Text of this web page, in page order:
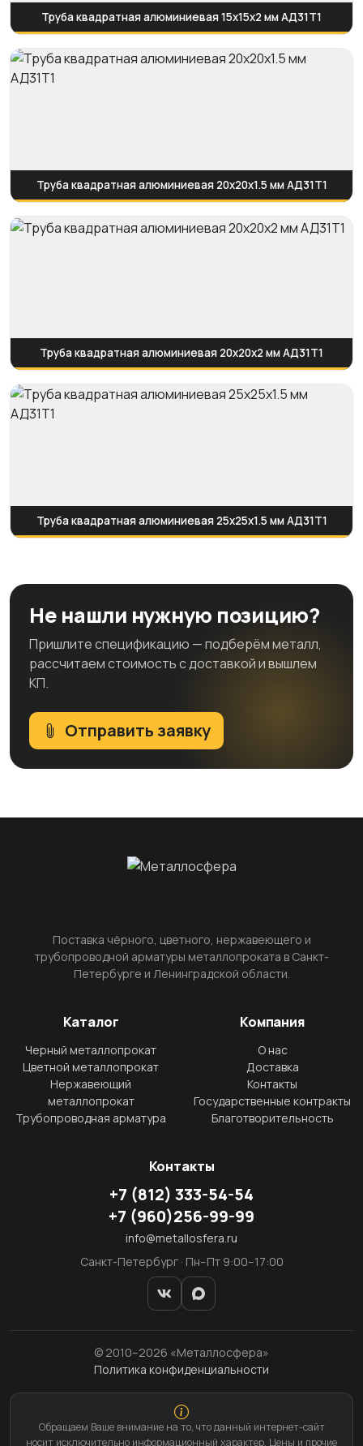
Труба квадратная алюминиевая 15х15х2 мм АД31Т1
Труба квадратная алюминиевая 20х20х1.5 мм АД31Т1
Труба квадратная алюминиевая 20х20х2 мм АД31Т1
Труба квадратная алюминиевая 25х25х1.5 мм АД31Т1
Не нашли нужную позицию?
Пришлите спецификацию — подберём металл,
рассчитаем стоимость с доставкой и вышлем
КП.
Отправить заявку
Поставка чёрного, цветного, нержавеющего и
трубопроводной арматуры металлопроката в Санкт-
Петербурге и Ленинградской области.
Каталог
Черный металлопрокат
Цветной металлопрокат
Нержавеющий
металлопрокат
Трубопроводная арматура
Компания
О нас
Доставка
Контакты
Государственные контракты
Благотворительность
Контакты
+7 (812) 333-54-54
+7 (960)256-99-99
info@metallosfera.ru
Санкт-Петербург · Пн–Пт 9:00–17:00
© 2010–2026 «Металлосфера»
Политика конфиденциальности
Обращаем Ваше внимание на то, что данный интернет-сайт
носит исключительно информационный характер. Цены и прочие